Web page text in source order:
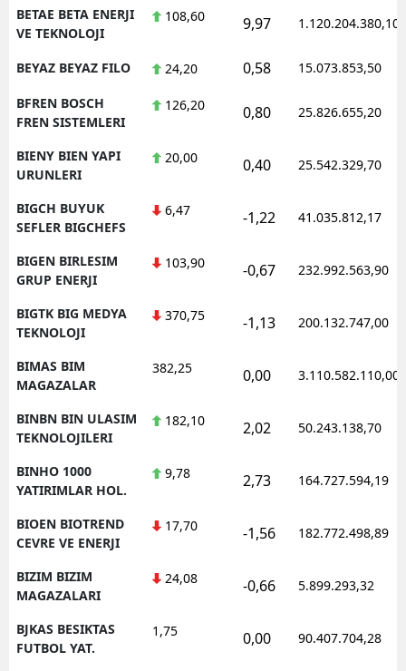
BETAE BETA ENERJI
VE TEKNOLOJI
108,60 9,97 1.120.204.380,10
BEYAZ BEYAZ FILO 24,20 0,58 15.073.853,50
BFREN BOSCH
FREN SISTEMLERI
126,20 0,80 25.826.655,20
BIENY BIEN YAPI
URUNLERI
20,00 0,40 25.542.329,70
BIGCH BUYUK
SEFLER BIGCHEFS
6,47 -1,22 41.035.812,17
BIGEN BIRLESIM
GRUP ENERJI
103,90 -0,67 232.992.563,90
BIGTK BIG MEDYA
TEKNOLOJI
370,75 -1,13 200.132.747,00
BIMAS BIM
MAGAZALAR
382,25 0,00 3.110.582.110,00
BINBN BIN ULASIM
TEKNOLOJILERI
182,10 2,02 50.243.138,70
BINHO 1000
YATIRIMLAR HOL.
9,78 2,73 164.727.594,19
BIOEN BIOTREND
CEVRE VE ENERJI
17,70 -1,56 182.772.498,89
BIZIM BIZIM
MAGAZALARI
24,08 -0,66 5.899.293,32
BJKAS BESIKTAS
FUTBOL YAT.
1,75 0,00 90.407.704,28